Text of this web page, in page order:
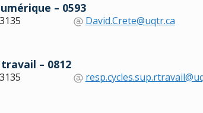
– 0593
David.Crete@uqtr.ca
– 0812